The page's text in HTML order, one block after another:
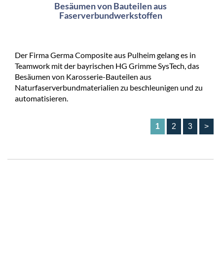
Besäumen von Bauteilen aus
Faserverbundwerkstoffen
Der Firma Germa Composite aus Pulheim gelang es in
Teamwork mit der bayrischen HG Grimme SysTech, das
Besäumen von Karosserie-Bauteilen aus
Naturfaserverbundmaterialien zu beschleunigen und zu
automatisieren.
1 2 3 >